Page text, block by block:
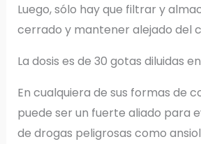
Luego, sólo hay que filtrar y
cerrado y mantener alejado del
La dosis es de 30 gotas diluidas
En cualquiera de sus formas de
puede ser un fuerte aliado para
de drogas peligrosas como